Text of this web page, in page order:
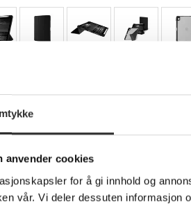
anvender cookies
for å gi innhold og
vår. Vi deler dessuten informasjon
for nettbrett -